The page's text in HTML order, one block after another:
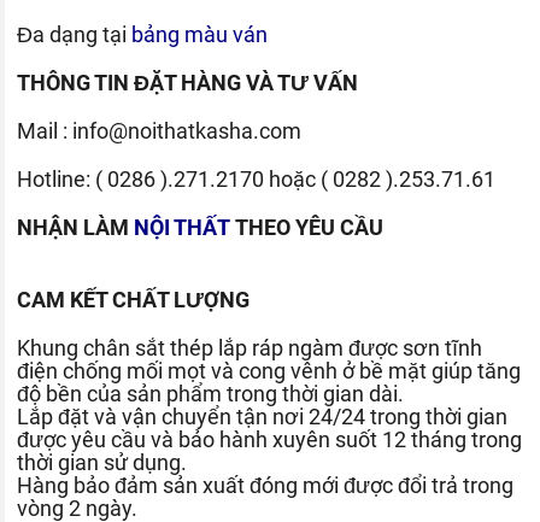
Đa dạng tại bảng màu ván
THÔNG TIN ĐẶT HÀNG VÀ TƯ VẤN
Mail : info@noithatkasha.com
Hotline: ( 0286 ).271.2170 hoặc ( 0282 ).253.71.61
NHẬN LÀM NỘI THẤTTHEO YÊU CẦU
CAM KẾT CHẤT LƯỢNG
Khung chân sắt thép lắp ráp ngàm được sơn tĩnh
điện chống mối mọt và cong vênh ở bề mặt giúp tăng
độ bền của sản phẩm trong thời gian dài.
Lắp đặt và vận chuyển tận nơi 24/24 trong thời gian
được yêu cầu và bảo hành xuyên suốt 12 tháng trong
thời gian sử dụng.
Hàng bảo đảm sản xuất đóng mới được đổi trả trong
vòng 2 ngày.